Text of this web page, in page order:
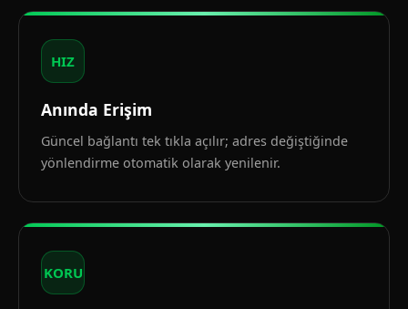
HIZ
Anında Erişim
Güncel bağlantı tek tıkla açılır; adres değiştiğinde
yönlendirme otomatik olarak yenilenir.
KORU